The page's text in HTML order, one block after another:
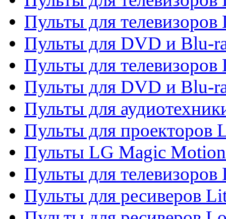
Пульты для телевизоров
Пульты для DVD и Blu-
Пульты для телевизоров
Пульты для DVD и Blu-
Пульты для
Пульты для проекторов
Пульты LG Magic Motion
Пульты для
Пульты для ресиверов